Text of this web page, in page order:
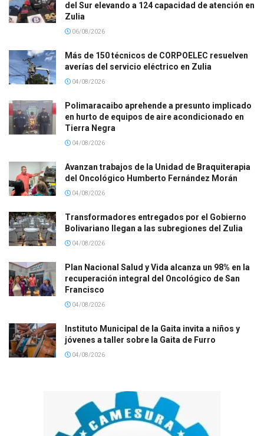
del Sur elevando a 124 capacidad de atención en
Zulia
06/08/2026
Más de 150 técnicos de CORPOELEC resuelven
averías del servicio eléctrico en Zulia
04/08/2026
Polimaracaibo aprehende a presunto implicado
en hurto de equipos de aire acondicionado en
Tierra Negra
04/08/2026
Avanzan trabajos de la Unidad de Braquiterapia
del Oncológico Humberto Fernández Morán
04/08/2026
Transformadores entregados por el Gobierno
Bolivariano llegan a las subregiones del Zulia
04/08/2026
Plan Nacional Salud y Vida alcanza un 98% en la
recuperación integral del Oncológico de San
Francisco
04/08/2026
Instituto Municipal de la Gaita invita a niños y
jóvenes a taller sobre la Gaita de Furro
04/08/2026